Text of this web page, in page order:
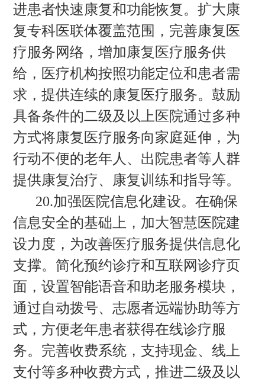
进患者快速康复和功能恢复。扩大康
复专科医联体覆盖范围，完善康复医
疗服务网络，增加康复医疗服务供
给，医疗机构按照功能定位和患者需
求，提供连续的康复医疗服务。鼓励
具备条件的二级及以上医院通过多种
方式将康复医疗服务向家庭延伸，为
行动不便的老年人、出院患者等人群
提供康复治疗、康复训练和指导等。
20.加强医院信息化建设。在确保
信息安全的基础上，加大智慧医院建
设力度，为改善医疗服务提供信息化
支撑。简化预约诊疗和互联网诊疗页
面，设置智能语音和助老服务模块，
通过自动拨号、志愿者远端协助等方
式，方便老年患者获得在线诊疗服
务。完善收费系统，支持现金、线上
支付等多种收费方式，推进二级及以